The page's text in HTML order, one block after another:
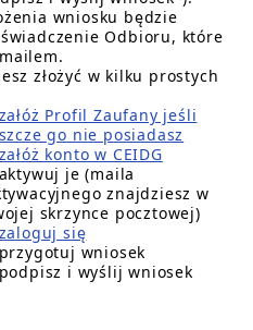
wniosku będzie
Odbioru, które
złożyć w kilku prostych
załóż Profil Zaufany jeśli
go nie posiadasz
załóż konto w CEIDG
je (maila
znajdziesz w
skrzynce pocztowej)
zaloguj się
wniosek
i wyślij wniosek